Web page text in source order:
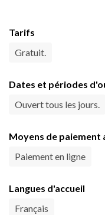
Tarifs
Gratuit.
Dates et périodes
Ouvert tous les jours.
Moyens de paiement
Paiement en ligne
Langues d'accueil
Français